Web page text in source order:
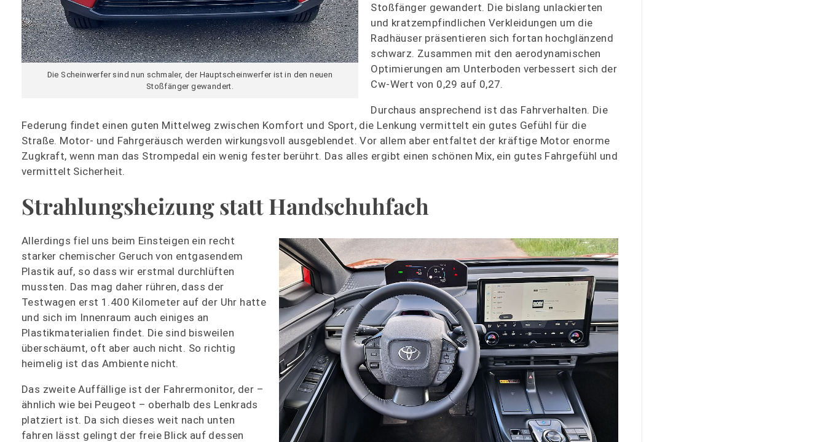
Die Scheinwerfer sind nun schmaler, der Hauptscheinwerfer ist in den neuen
Stoßfänger gewandert.
Stoßfänger gewandert. Die bislang unlackierten
und kratzempfindlichen Verkleidungen um die
Radhäuser präsentieren sich fortan hochglänzend
schwarz. Zusammen mit den aerodynamischen
Optimierungen am Unterboden verbessert sich der
Cw-Wert von 0,29 auf 0,27.
Durchaus ansprechend ist das Fahrverhalten. Die
Federung findet einen guten Mittelweg zwischen Komfort und Sport, die Lenkung vermittelt ein gutes Gefühl für die
Straße. Motor- und Fahrgeräusch werden wirkungsvoll ausgeblendet. Vor allem aber entfaltet der kräftige Motor enorme
Zugkraft, wenn man das Strompedal ein wenig fester berührt. Das alles ergibt einen schönen Mix, ein gutes Fahrgefühl und
vermittelt Sicherheit.
Strahlungsheizung statt Handschuhfach
Allerdings fiel uns beim Einsteigen ein recht
starker chemischer Geruch von entgasendem
Plastik auf, so dass wir erstmal durchlüften
mussten. Das mag daher rühren, dass der
Testwagen erst 1.400 Kilometer auf der Uhr hatte
und sich im Innenraum auch einiges an
Plastikmaterialien findet. Die sind bisweilen
überschäumt, oft aber auch nicht. So richtig
heimelig ist das Ambiente nicht.
Das zweite Auffällige ist der Fahrermonitor, der –
ähnlich wie bei Peugeot – oberhalb des Lenkrads
platziert ist. Da sich dieses weit nach unten
fahren lässt gelingt der freie Blick auf dessen